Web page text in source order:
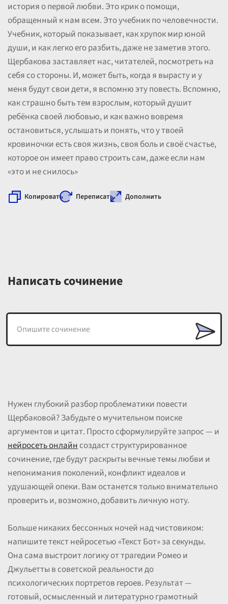
история о первой любви. Это крик о помощи,
обращенный к нам всем. Это учебник по человечности.
Учебник, который показывает, как хрупок мир юной
души, и как легко его разбить, даже не заметив этого.
Щербакова заставляет нас, читателей, посмотреть на
себя со стороны. И, может быть, когда я вырасту и у
меня будут свои дети, я вспомню эту повесть. Вспомню,
как страшно быть тем взрослым, который душит
ребёнка своей любовью, и как важно вовремя
остановиться, услышать и понять, что у твоей
кровиночки есть своя жизнь, своя боль и своё счастье,
которое он имеет право строить сам, даже если нам
«это и не снилось»
Копировать Переписать Дополнить
Написать сочинение
Нужен глубокий разбор проблематики повести
Щербаковой? Забудьте о мучительном поиске
аргументов и цитат. Просто сформулируйте запрос — и
нейросеть онлайнсоздаст структурированное
сочинение, где будут раскрыты вечные темы любви и
непонимания поколений, конфликт идеалов и
удушающей опеки. Вам останется только внимательно
проверить и, возможно, добавить личную ноту.
Больше никаких бессонных ночей над чистовиком:
напишите текст нейросетью «Текст Бот» за секунды.
Она сама выстроит логику от трагедии Ромео и
Джульетты в советской реальности до
психологических портретов героев. Результат —
готовый, осмысленный и литературно грамотный